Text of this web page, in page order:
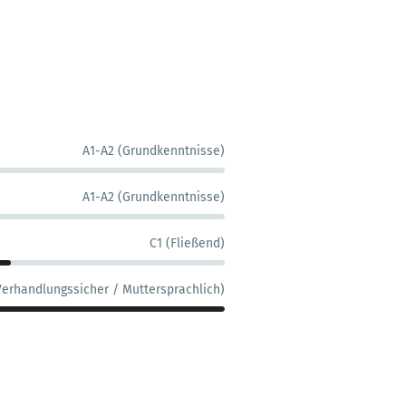
A1-A2 (Grundkenntnisse)
A1-A2 (Grundkenntnisse)
C1 (Fließend)
/ Muttersprachlich)